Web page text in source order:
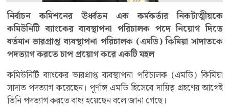
নির্বাচন কমিশনের ঊর্ধ্বতন এক কর্মকর্তার নিকটাত্মীয়কে
কমিউনিটি ব্যাংকের ব্যবস্থাপনা পরিচালক পদে নিয়োগ দিতে
বর্তমান ভারপ্রাপ্ত ব্যবস্থাপনা পরিচালক (এমডি) কিমিয়া সাদাতকে
পদত্যাগ করতে চাপ প্রয়োগ করে একটি মহল
কমিউনিটি ব্যাংকের ভারপ্রাপ্ত ব্যবস্থাপনা পরিচালক (এমডি) কিমিয়া
সাদাত পদত্যাগ করেছেন। পূর্ণাঙ্গ এমডি হিসেবে দায়িত্ব গ্রহণের আগেই
তিনি পদত্যাগ করতে বাধ্য হয়েছেন বলে জানা গেছে।